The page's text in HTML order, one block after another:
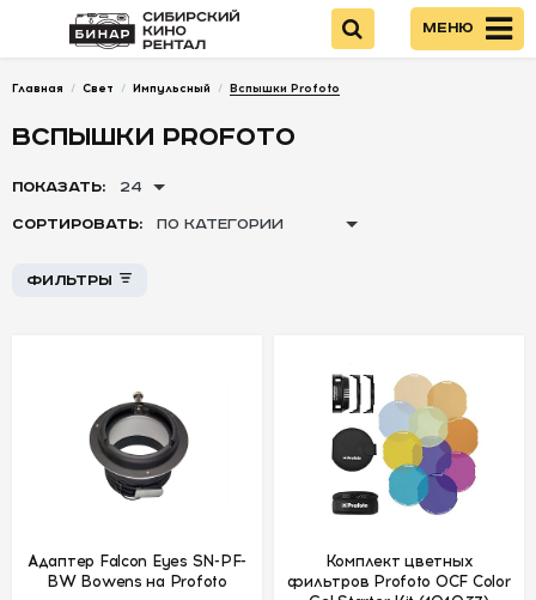
Войти
ОПЕРАТОРСКОЕ
ОБОРУДОВАНИЕ
Меню
Главная / Свет / Импульсный / Вспышки Profoto
Стоимость
ВСПЫШКИ PROFOTO
ПОКАЗАТЬ: 24
СОРТИРОВАТЬ: ПО КАТЕГОРИИ
Фильтры
Адаптер Falcon Eyes SN-PF-
BW Bowens на Profoto
Комплект цветных
фильтров Profoto OCF Color